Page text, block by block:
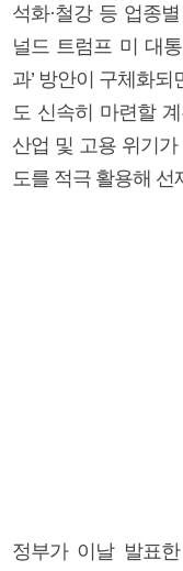
석화·철강 등 업종
널드 트럼프 미 대
과’ 방안이 구체화
도 신속히 마련할
산업 및 고용 위기
도를 적극 활용해
정부가 이날 발표